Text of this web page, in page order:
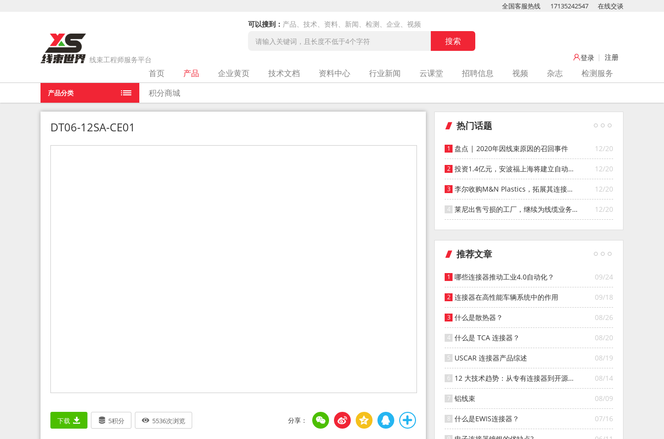
线束工程师服务平台
可以搜到： 产品、技术、资料、新闻、检测、企业、视频
全国客服热线 17135242547 在线交谈
登录 注册
产品分类
首页 产品 企业黄页 技术文档 资料中心 行业新闻 云课堂 招聘信息 视频 杂志
检测服务
积分商城
当前位置： DT06-12SA-CE01
DT06-12SA-CE01
下载 5积分 5536次浏览
热门话题
12/20
盘点 | 2020年因线束原因的召回事件
12/20
投资1.4亿元，安波福上海将建立自动化
智能仓库
12/20
李尔收购M&N Plastics，拓展其连接器
系统业务
12/20
莱尼出售亏损的工厂，继续为线缆业务
寻找投资者
推荐文章
09/24
哪些连接器推动工业4.0自动化？
09/18
连接器在高性能车辆系统中的作用
08/26
什么是散热器？
08/20
什么是 TCA 连接器？
08/19
USCAR 连接器产品综述
08/14
12 大技术趋势：从专有连接器到开源连
接器的演变
08/09
铝线束
07/16
什么是EWIS连接器？